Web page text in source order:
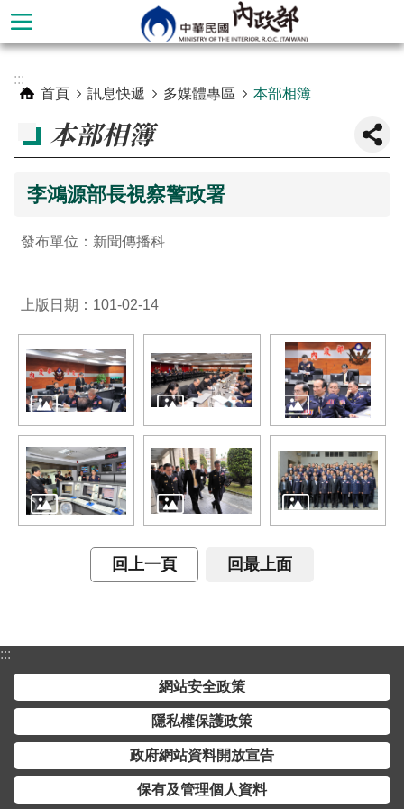
跳到主要內容區塊
階
本
部
簡
介
主
題
政
策
服
務
互
:::
首頁
訊息快遞 多媒體專區 本部相簿
本部相簿
李鴻源部長視察警政署
發布單位：新聞傳播科
上版日期：101-02-14
回上一頁 回最上面
:::
網站安全政策
隱私權保護政策
政府網站資料開放宣告
保有及管理個人資料